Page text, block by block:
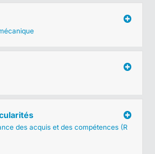
des acquis et des compétences (R